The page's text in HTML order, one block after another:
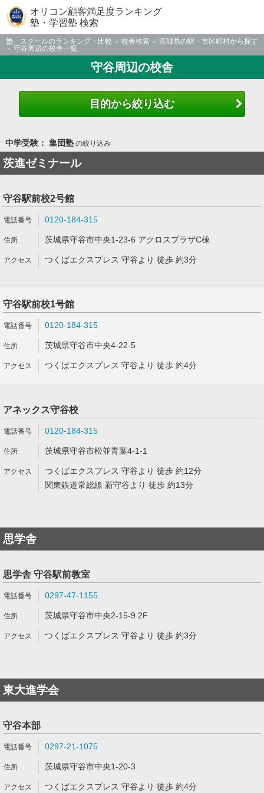
オリコン顧客満足度ランキング
塾・学習塾 検索
塾、スクールのランキング・比較 校舎検索
茨城県の駅・市区町村から探す
守谷周辺の校舎一覧
守谷周辺の校舎
目的から絞り込む
中学受験： 集団塾の絞り込み
茨進ゼミナール
守谷駅前校2号館
0120-184-315
茨城県守谷市中央1-23-6 アクロスプラザC棟
つくばエクスプレス 守谷より 徒歩 約3分
守谷駅前校1号館
0120-184-315
茨城県守谷市中央4-22-5
つくばエクスプレス 守谷より 徒歩 約4分
アネックス守谷校
0120-184-315
茨城県守谷市松並青葉4-1-1
つくばエクスプレス 守谷より 徒歩 約12分
関東鉄道常総線 新守谷より 徒歩 約13分
思学舎
思学舎 守谷駅前教室
0297-47-1155
茨城県守谷市中央2-15-9 2F
つくばエクスプレス 守谷より 徒歩 約3分
東大進学会
守谷本部
0297-21-1075
茨城県守谷市中央1-20-3
つくばエクスプレス 守谷より 徒歩 約4分